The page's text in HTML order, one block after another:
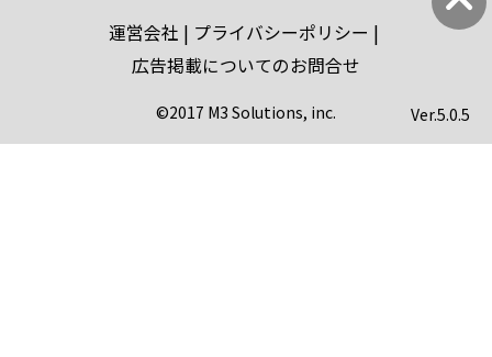
運営会社
プライバシーポリシー
広告掲載についてのお問合せ
©2017 M3 Solutions, inc. Ver.5.0.5